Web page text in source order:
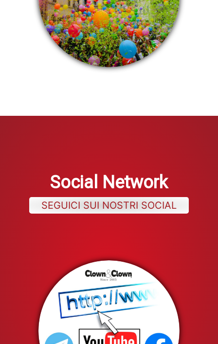
Social Network
SEGUICI SUI NOSTRI SOCIAL